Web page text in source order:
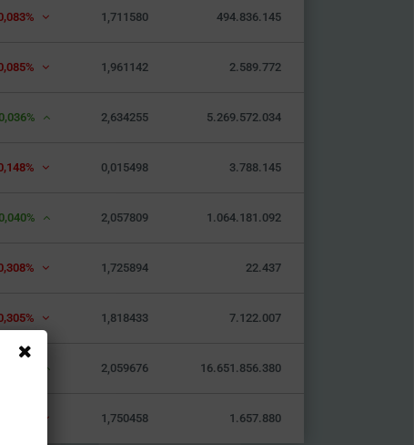
1,711580 494.836.145
1,961142 2.589.772
2,634255 5.269.572.034
0,015498 3.788.145
2,057809 1.064.181.092
1,725894 22.437
1,818433 7.122.007
2,059676 16.651.856.380
1,750458 1.657.880